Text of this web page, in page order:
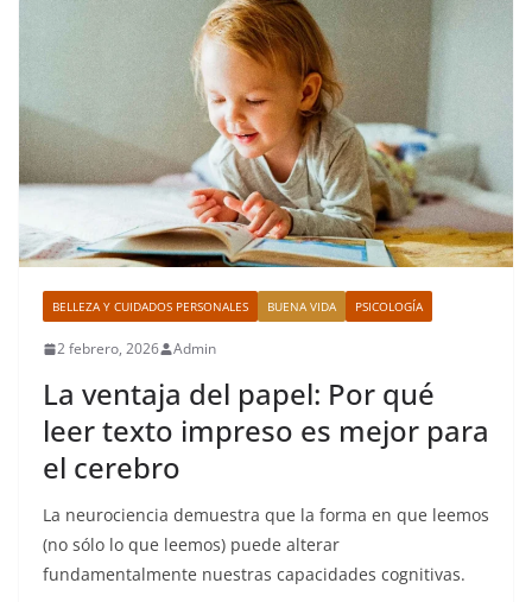
BELLEZA Y CUIDADOS PERSONALES BUENA VIDA PSICOLOGÍA
2 febrero, 2026 Admin
La ventaja del papel: Por qué
leer texto impreso es mejor para
el cerebro
La neurociencia demuestra que la forma en que leemos
(no sólo lo que leemos) puede alterar
fundamentalmente nuestras capacidades cognitivas.